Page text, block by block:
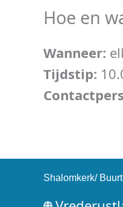
Hoe en
Wanneer:
Tijdstip:
Shalomkerk/